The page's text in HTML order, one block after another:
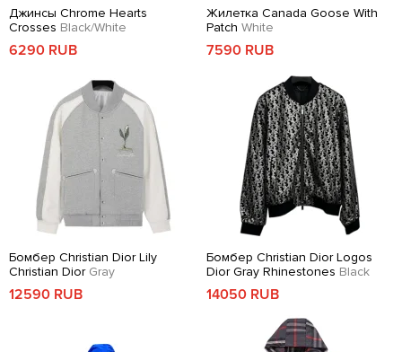
Джинсы Chrome Hearts
Crosses Black/White
6290 RUB
Жилетка Canada Goose With
Patch White
7590 RUB
Бомбер Christian Dior Lily
Christian Dior Gray
12590 RUB
Бомбер Christian Dior Logos
Dior Gray Rhinestones Black
14050 RUB